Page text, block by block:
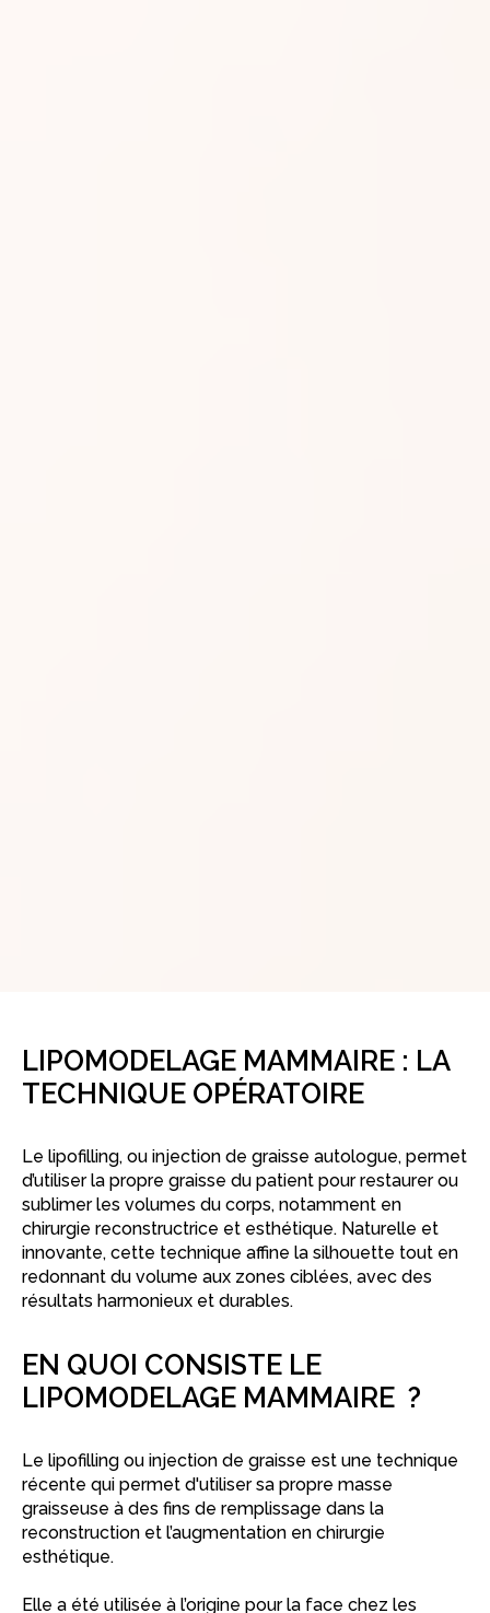
LIPOMODELAGE MAMMAIRE : LA
TECHNIQUE OPÉRATOIRE
Le lipofilling, ou injection de graisse autologue, permet
d’utiliser la propre graisse du patient pour restaurer ou
sublimer les volumes du corps, notamment en
chirurgie reconstructrice et esthétique. Naturelle et
innovante, cette technique affine la silhouette tout en
redonnant du volume aux zones ciblées, avec des
résultats harmonieux et durables.
EN QUOI CONSISTE LE
LIPOMODELAGE MAMMAIRE ?
Le lipofilling ou injection de graisse est une technique
récente qui permet d'utiliser sa propre masse
graisseuse à des fins de remplissage dans la
reconstruction et l’augmentation en chirurgie
esthétique.
Elle a été utilisée à l’origine pour la face chez les